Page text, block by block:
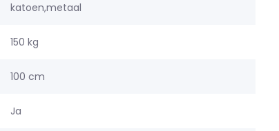
katoen,metaal
150 kg
100 cm
Ja